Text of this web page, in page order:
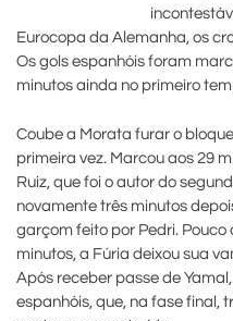
Eurocopa da Alemanha, os
Os gols espanhóis foram
minutos ainda no primeiro
Coube a Morata furar o
primeira vez. Marcou aos 29
Ruiz, que foi o autor do
novamente três minutos
garçom feito por Pedri. Pouco
minutos, a Fúria deixou sua
Após receber passe de
espanhóis, que, na fase final,